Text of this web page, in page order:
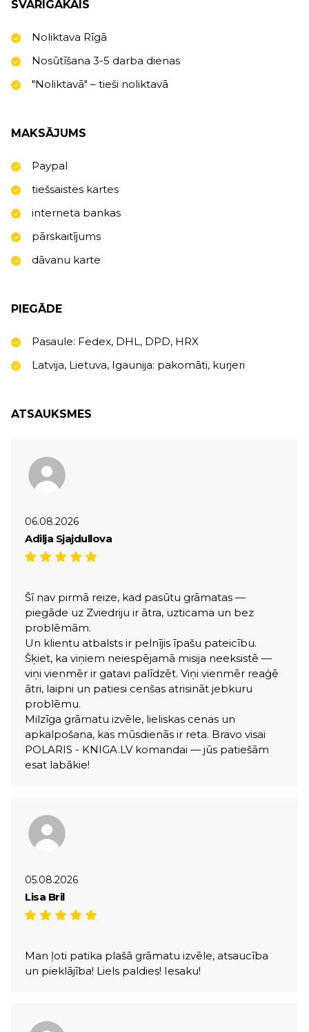
SVARĪGĀKAIS
Noliktava Rīgā
Nosūtīšana 3-5 darba dienas
"Noliktavā" – tieši noliktavā
MAKSĀJUMS
Paypal
tiešsaistes kartes
interneta bankas
pārskaitījums
dāvanu karte
PIEGĀDE
Pasaule: Fedex, DHL, DPD, HRX
Latvija, Lietuva, Igaunija: pakomāti, kurjeri
ATSAUKSMES
06.08.2026
Adilja Sjajdullova
Šī nav pirmā reize, kad pasūtu grāmatas —
piegāde uz Zviedriju ir ātra, uzticama un bez
problēmām.
Un klientu atbalsts ir pelnījis īpašu pateicību.
Šķiet, ka viņiem neiespējamā misija neeksistē —
viņi vienmēr ir gatavi palīdzēt. Viņi vienmēr reaģē
ātri, laipni un patiesi cenšas atrisināt jebkuru
problēmu.
Milzīga grāmatu izvēle, lieliskas cenas un
apkalpošana, kas mūsdienās ir reta. Bravo visai
POLARIS - KNIGA.LV komandai — jūs patiešām
esat labākie!
05.08.2026
Lisa Bril
Man ļoti patika plašā grāmatu izvēle, atsaucība
un pieklājība! Liels paldies! Iesaku!